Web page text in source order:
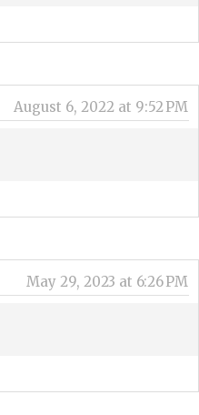
August 6, 2022 at 9:52 PM
May 29, 2023 at 6:26 PM